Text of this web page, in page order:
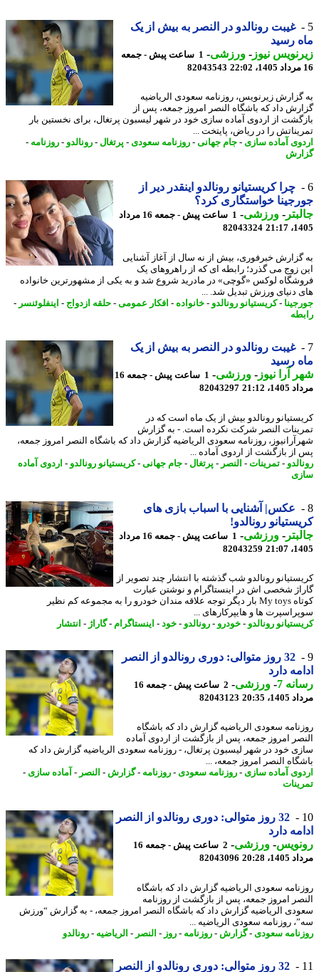
غیبت رونالدو در النصر به بیش از یک
رسید
نیوز-ورزشی-
1 ساعت پیش - جمعه
82043543
زیرنویس، روزنامه سعودی الریاضیه
داد که باشگاه النصر امروز جمعه، پس از
از اردوی آماده سازی خود در شهر لیسبون پرتغال، برای نخستین بار
را در ریاض، پایتخت ...
آماده سازی- جام جهانی-روزنامه سعودی-پرتغال -رونالدو-روزنامه -
چرا کریستیانو رونالدو اینقدر دیر از
خواستگاری کرد؟
-ورزشی-
1 ساعت پیش - جمعه 16 مرداد
82043324
خبرفوری، بیش از نه سال از آغاز آشنایی
زوج می گذرد؛ رابطه ای که از راهروهای یک
لوکس «گوچی» در مادرید شروع شد و به یکی از مشهورترین خانواده
دنیای ورزش تبدیل شد. ...
-کریستیانو رونالدو-خانواده- افکار عمومی-حلقه ازدواج -اینفلوئنسر-
غیبت رونالدو در النصر به بیش از یک
رسید
آرا نیوز-ورزشی-
1 ساعت پیش - جمعه 16
21:12
82043297
رونالدو بیش از یک ماه است که در
النصر شرکت نکرده است. - به گزارش
روزنامه سعودی الریاضیه گزارش داد که باشگاه النصر امروز جمعه،
بازگشت از اردوی آماده ...
-تمرینات -النصر-پرتغال -جام جهانی-کریستیانو رونالدو-اردوی آماده
عکس| آشنایی با اسباب بازی های
رونالدو!
-ورزشی-
1 ساعت پیش - جمعه 16 مرداد
82043259
رونالدو شب گذشته با انتشار چند تصویر از
شخصی اش در اینستاگرام و نوشتن عبارت
کوتاه My toys بار دیگر توجه علاقه مندان خودرو را به مجموعه کم نظیر
ها و هایپرکارهای ...
رونالدو-خودرو-رونالدو-خود -اینستاگرام- گاراژ- انتشار
32 روز متوالی: دوری رونالدو از النصر
دارد
7
-ورزشی-
2 ساعت پیش - جمعه 16
20:35
82043123
سعودی الریاضیه گزارش داد که باشگاه
امروز جمعه، پس از بازگشت از اردوی آماده
خود در شهر لیسبون پرتغال، - روزنامه سعودی الریاضیه گزارش داد که
النصر امروز جمعه، ...
آماده سازی- روزنامه سعودی-روزنامه -گزارش -النصر-آماده سازی-
32 روز متوالی: دوری رونالدو از النصر
دارد
-ورزشی-
2 ساعت پیش - جمعه 16
20:28
82043096
سعودی الریاضیه گزارش داد که باشگاه
امروز جمعه، پس از بازگشت از روزنامه
الریاضیه گزارش داد که باشگاه النصر امروز جمعه، - به گزارش “ورزش
روزنامه سعودی الریاضیه ...
سعودی-گزارش -روزنامه -روز- النصر-الریاضیه-رونالدو
32 روز متوالی: دوری رونالدو از النصر